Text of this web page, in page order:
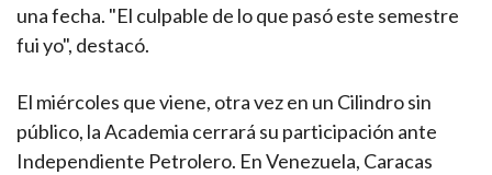
una fecha. "El culpable de lo que pasó este semestre
fui yo", destacó.
El miércoles que viene, otra vez en un Cilindro sin
público, la Academia cerrará su participación ante
Independiente Petrolero. En Venezuela, Caracas